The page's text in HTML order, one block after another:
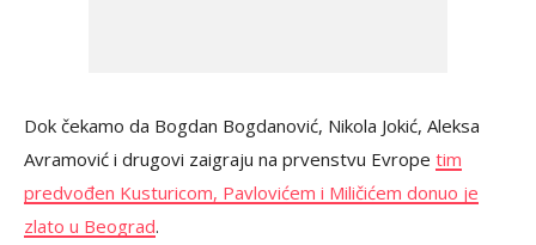
Dok čekamo da Bogdan Bogdanović, Nikola Jokić, Aleksa
Avramović i drugovi zaigraju na prvenstvu Evrope tim
predvođen Kusturicom, Pavlovićem i Miličićem donuo je
zlato u Beograd.